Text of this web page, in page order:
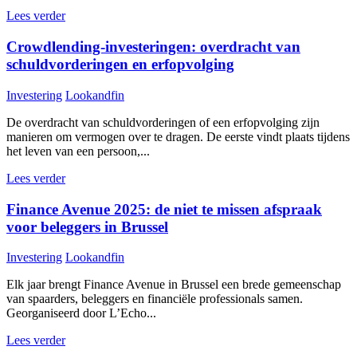
Lees verder
Crowdlending-investeringen: overdracht van
schuldvorderingen en erfopvolging
Investering Lookandfin
De overdracht van schuldvorderingen of een erfopvolging zijn
manieren om vermogen over te dragen. De eerste vindt plaats tijdens
het leven van een persoon,...
Lees verder
Finance Avenue 2025: de niet te missen afspraak
voor beleggers in Brussel
Investering Lookandfin
Elk jaar brengt Finance Avenue in Brussel een brede gemeenschap
van spaarders, beleggers en financiële professionals samen.
Georganiseerd door L’Echo...
Lees verder